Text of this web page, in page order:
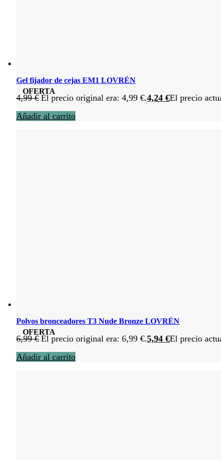
OFERTA
Gel fijador de cejas EM1 LOVRÉN
4,99€ El precio original era: 4,99 €.4,24 €El precio
Añadir al carrito
OFERTA
Polvos bronceadores T3 Nude Bronze LOVRÉN
6,99€ El precio original era: 6,99 €.5,94 €El precio
Añadir al carrito